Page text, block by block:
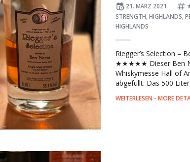
Posted
on
21. MÄRZ 2021
STRENGTH, HIGHLANDS,
HIGHLANDS
Riegger’s Selection –
★★★★★ Dieser Ben
Whiskymesse Hall of
abgefüllt. Das 500
MORE